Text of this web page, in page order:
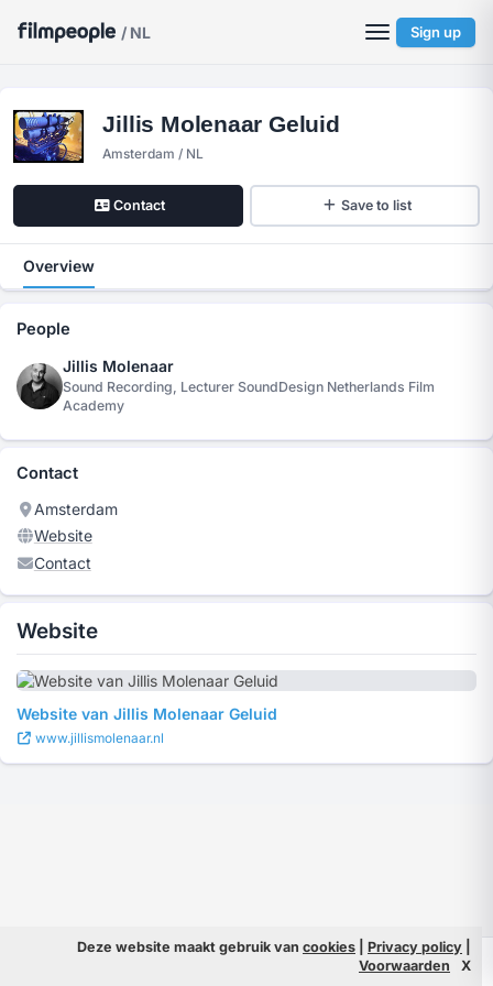
/ NL Sign up
Jillis Molenaar Geluid
Amsterdam / NL
Contact Save to list
Overview
People
Jillis Molenaar
Sound Recording, Lecturer SoundDesign Netherlands Film
Academy
Contact
Amsterdam
Website
Contact
Website
Website van Jillis Molenaar Geluid
www.jillismolenaar.nl
Info
Deze website maakt gebruik van cookies Privacy policy
Voorwaarden
X